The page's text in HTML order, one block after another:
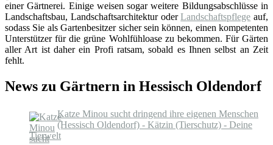
einer Gärtnerei. Einige weisen sogar weitere Bildungsabschlüsse in
Landschaftsbau, Landschaftsarchitektur oderLandschaftspflege auf,
sodass Sie als Gartenbesitzer sicher sein können, einen kompetenten
Unterstützer für die grüne Wohlfühloase zu bekommen. Für Gärten
aller Art ist daher ein Profi ratsam, sobald es Ihnen selbst an Zeit
fehlt.
News zu Gärtnern in Hessisch Oldendorf
Katze Minou sucht dringend ihre eigenen Menschen
(Hessisch Oldendorf) - Kätzin (Tierschutz) - Deine
Tierwelt